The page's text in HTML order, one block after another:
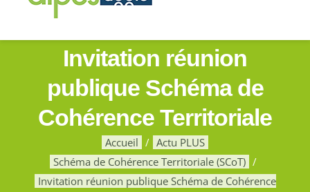
Invitation réunion
publique Schéma de
Cohérence Territoriale
Accueil
Actu PLUS
Schéma de Cohérence Territoriale (SCoT)
Invitation réunion publique Schéma de Cohérence